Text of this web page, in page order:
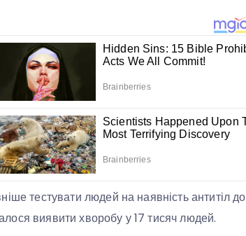
тестувати людей на наявність антитіл до
виявити хворобу у 17 тисяч людей.